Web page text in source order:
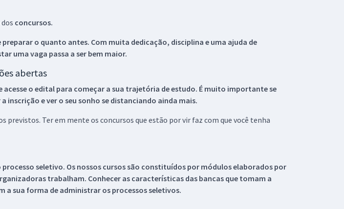
concursos.
o quanto antes. Com muita dedicação, disciplina e uma ajuda de
uma vaga passa a ser bem maior.
abertas
acesse o edital para começar a sua trajetória de estudo. É muito importante se
inscrição e ver o seu sonho se distanciando ainda mais.
Ter em mente os concursos que estão por vir faz com que você tenha
seletivo. Os nossos cursos são constituídos por módulos elaborados por
trabalham. Conhecer as características das bancas que tomam a
sua forma de administrar os processos seletivos.